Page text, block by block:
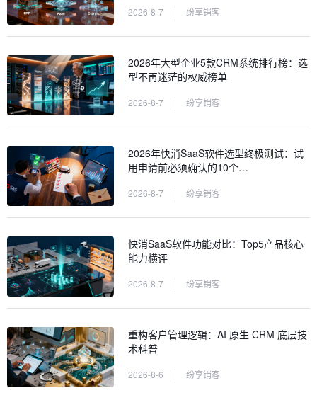
2026-8-7 | 纷享销客
2026年大型企业5款CRM系统排行榜：选
型不再迷茫的权威榜单
2026-8-7 | 纷享销客
2026年快消SaaS软件选型终极测试：试
用申请前必须确认的10个…
2026-8-7 | 纷享销客
快消SaaS软件功能对比：Top5产品核心
能力横评
2026-8-7 | 纷享销客
重构客户管理逻辑：AI 原生 CRM 底层技
术科普
2026-8-6 | 纷享销客